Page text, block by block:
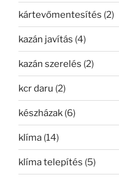
kártevőmentesítés (2)
kazán javítás (4)
kazán szerelés (2)
kcr daru (2)
készházak (6)
klíma (14)
klíma telepítés (5)